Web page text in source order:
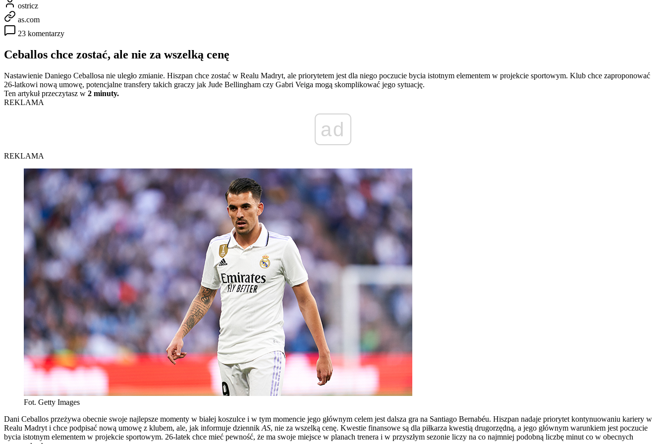
ostricz
as.com
23 komentarzy
Ceballos chce zostać, ale nie za wszelką cenę
Nastawienie Daniego Ceballosa nie uległo zmianie. Hiszpan chce zostać w Realu Madryt, ale priorytetem jest dla niego poczucie bycia istotnym elementem w projekcie sportowym. Klub chce zaproponować
26-latkowi nową umowę, potencjalne transfery takich graczy jak Jude Bellingham czy Gabri Veiga mogą skomplikować jego sytuację.
Ten artykuł przeczytasz w 2 minuty.
REKLAMA
ad
REKLAMA
Fot. Getty Images
Dani Ceballos przeżywa obecnie swoje najlepsze momenty w białej koszulce i w tym momencie jego głównym celem jest dalsza gra na Santiago Bernabéu. Hiszpan nadaje priorytet kontynuowaniu kariery w
Realu Madryt i chce podpisać nową umowę z klubem, ale, jak informuje dziennik AS, nie za wszelką cenę. Kwestie finansowe są dla piłkarza kwestią drugorzędną, a jego głównym warunkiem jest poczucie
bycia istotnym elementem w projekcie sportowym. 26-latek chce mieć pewność, że ma swoje miejsce w planach trenera i w przyszłym sezonie liczy na co najmniej podobną liczbę minut co w obecnych